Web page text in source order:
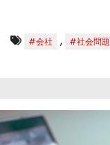
#会社 , #社会問題